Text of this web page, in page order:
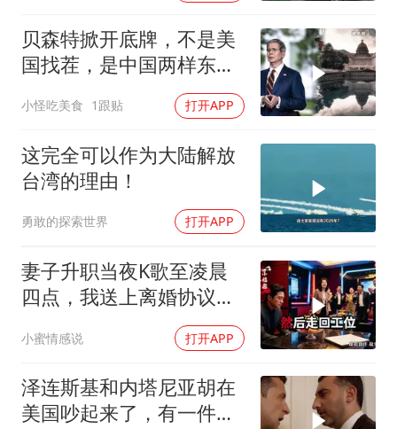
东方之约 相约未来
贝森特掀开底牌，不是美
国找茬，是中国两样东
小怪吃美食 1跟贴 打开APP
这完全可以作为大陆解放
台湾的理由！
勇敢的探索世界 打开APP
妻子升职当夜K歌至凌晨
四点，我送上离婚协议果
盘，隔天她拦在公司门
口：我们谈谈
小蜜情感说 打开APP
泽连斯基和内塔尼亚胡在
美国吵起来了，有一件事